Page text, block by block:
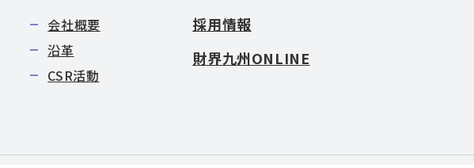
会社概要
沿革
CSR活動
採用情報
財界九州ONLINE